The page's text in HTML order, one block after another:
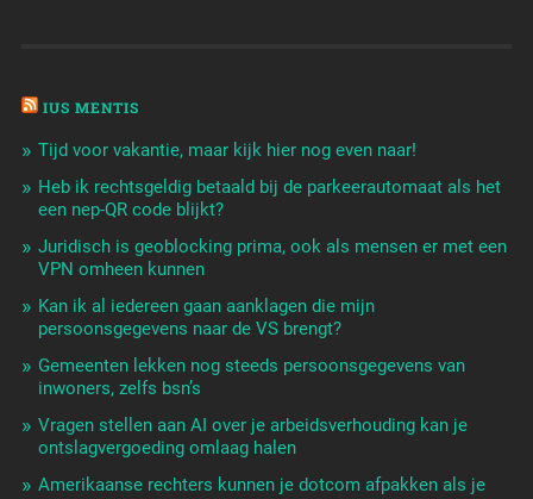
IUS MENTIS
Tijd voor vakantie, maar kijk hier nog even naar!
Heb ik rechtsgeldig betaald bij de parkeerautomaat als het
een nep-QR code blijkt?
Juridisch is geoblocking prima, ook als mensen er met een
VPN omheen kunnen
Kan ik al iedereen gaan aanklagen die mijn
persoonsgegevens naar de VS brengt?
Gemeenten lekken nog steeds persoonsgegevens van
inwoners, zelfs bsn’s
Vragen stellen aan AI over je arbeidsverhouding kan je
ontslagvergoeding omlaag halen
Amerikaanse rechters kunnen je dotcom afpakken als je